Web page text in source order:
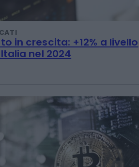
in crescita: +12% a livello
nel 2024